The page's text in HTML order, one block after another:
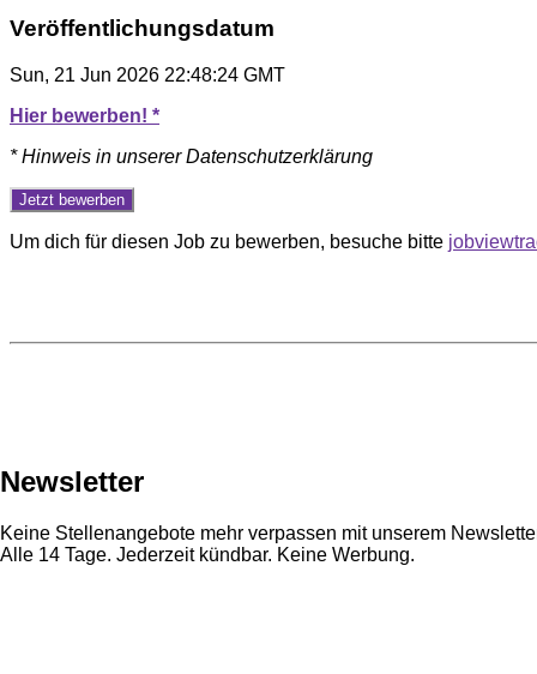
Veröffentlichungsdatum
Sun, 21 Jun 2026 22:48:24 GMT
Hier bewerben! *
* Hinweis in unserer Datenschutzerklärung
Um dich für diesen Job zu bewerben, besuche bitte
Newsletter
Keine Stellenangebote mehr verpassen mit unserem
Alle 14 Tage. Jederzeit kündbar. Keine Werbung.